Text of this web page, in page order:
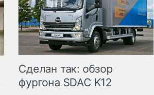
Сделан так: обзор
фургона SDAC K12